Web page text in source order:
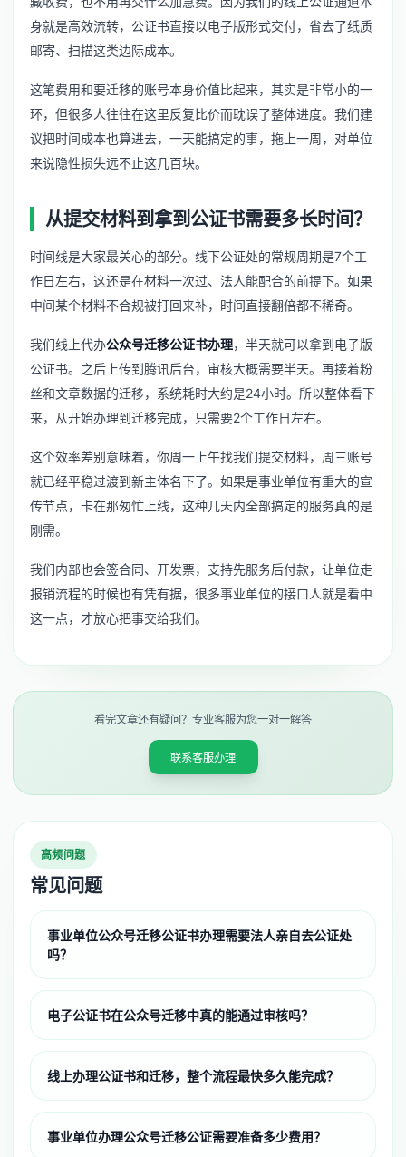
身就是高效流转，公证书直接以电子版形式交付，省去了纸质
邮寄、扫描这类边际成本。
这笔费用和要迁移的账号本身价值比起来，其实是非常小的一
环，但很多人往往在这里反复比价而耽误了整体进度。我们建
议把时间成本也算进去，一天能搞定的事，拖上一周，对单位
来说隐性损失远不止这几百块。
从提交材料到拿到公证书需要多长时间？
时间线是大家最关心的部分。线下公证处的常规周期是7个工
作日左右，这还是在材料一次过、法人能配合的前提下。如果
中间某个材料不合规被打回来补，时间直接翻倍都不稀奇。
我们线上代办公众号迁移公证书办理，半天就可以拿到电子版
公证书。之后上传到腾讯后台，审核大概需要半天。再接着粉
丝和文章数据的迁移，系统耗时大约是24小时。所以整体看下
来，从开始办理到迁移完成，只需要2个工作日左右。
这个效率差别意味着，你周一上午找我们提交材料，周三账号
就已经平稳过渡到新主体名下了。如果是事业单位有重大的宣
传节点，卡在那匆忙上线，这种几天内全部搞定的服务真的是
刚需。
我们内部也会签合同、开发票，支持先服务后付款，让单位走
报销流程的时候也有凭有据，很多事业单位的接口人就是看中
这一点，才放心把事交给我们。
看完文章还有疑问？专业客服为您一对一解答
联系客服办理
高频问题
常见问题
事业单位公众号迁移公证书办理需要法人亲自去公证处
吗？
电子公证书在公众号迁移中真的能通过审核吗？
线上办理公证书和迁移，整个流程最快多久能完成？
事业单位办理公众号迁移公证需要准备多少费用？